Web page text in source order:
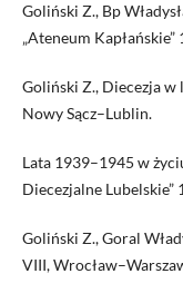
Goliński Z., Bp
„Ateneum Kapłańskie”
Goliński Z., Diecezja
Nowy Sącz–Lublin.
Lata 1939–1945 w
Diecezjalne Lubelskie”
Goliński Z., Goral
VIII,